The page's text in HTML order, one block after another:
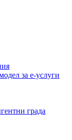
за е-услуги
града